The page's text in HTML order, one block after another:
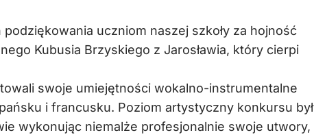
uczniom naszej szkoły za hojność
Kubusia Brzyskiego z Jarosławia, który cierpi
swoje umiejętności wokalno-instrumentalne
i francusku. Poziom artystyczny konkursu był
wykonując niemalże profesjonalnie swoje utwory,